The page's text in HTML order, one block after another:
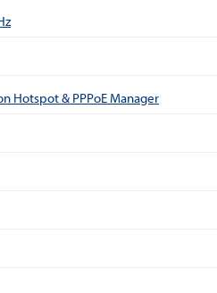
Hotspot & PPPoE Manager